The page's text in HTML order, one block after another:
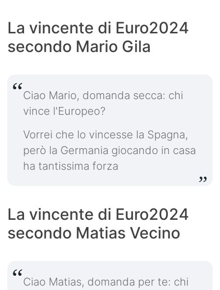
La vincente di Euro2024
secondo Mario Gila
Ciao Mario, domanda secca: chi
vince l'Europeo?
Vorrei che lo vincesse la Spagna,
però la Germania giocando in casa
ha tantissima forza
La vincente di Euro2024
secondo Matias Vecino
Ciao Matias, domanda per te: chi